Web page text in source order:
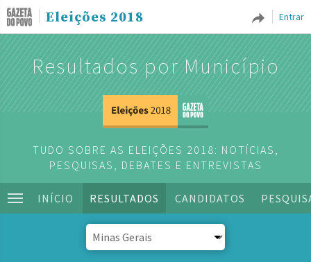
Entrar
Eleições 2018
Resultados por Município
TUDO SOBRE AS ELEIÇÕES 2018: NOTÍCIAS,
PESQUISAS, DEBATES E ENTREVISTAS
INÍCIO RESULTADOS CANDIDATOS